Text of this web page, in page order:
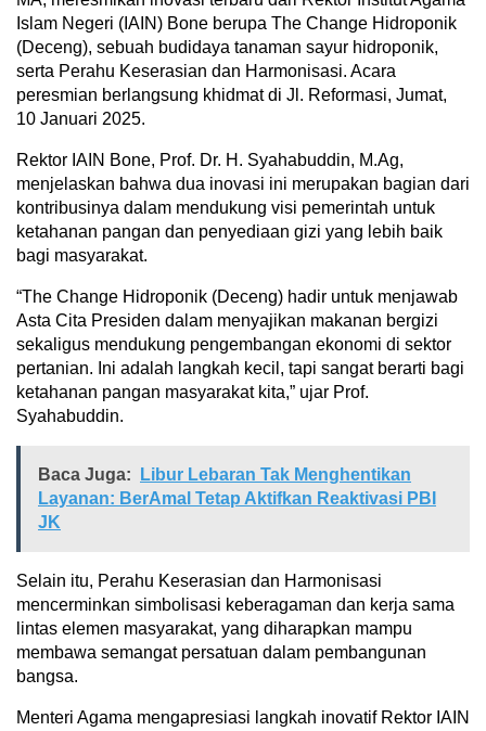
Islam Negeri (IAIN) Bone berupa The Change Hidroponik
(Deceng), sebuah budidaya tanaman sayur hidroponik,
serta Perahu Keserasian dan Harmonisasi. Acara
peresmian berlangsung khidmat di Jl. Reformasi, Jumat,
10 Januari 2025.
Rektor IAIN Bone, Prof. Dr. H. Syahabuddin, M.Ag,
menjelaskan bahwa dua inovasi ini merupakan bagian dari
kontribusinya dalam mendukung visi pemerintah untuk
ketahanan pangan dan penyediaan gizi yang lebih baik
bagi masyarakat.
“The Change Hidroponik (Deceng) hadir untuk menjawab
Asta Cita Presiden dalam menyajikan makanan bergizi
sekaligus mendukung pengembangan ekonomi di sektor
pertanian. Ini adalah langkah kecil, tapi sangat berarti bagi
ketahanan pangan masyarakat kita,” ujar Prof.
Syahabuddin.
Baca Juga:
Libur Lebaran Tak Menghentikan
Layanan: BerAmal Tetap Aktifkan Reaktivasi PBI
JK
Selain itu, Perahu Keserasian dan Harmonisasi
mencerminkan simbolisasi keberagaman dan kerja sama
lintas elemen masyarakat, yang diharapkan mampu
membawa semangat persatuan dalam pembangunan
bangsa.
Menteri Agama mengapresiasi langkah inovatif Rektor IAIN